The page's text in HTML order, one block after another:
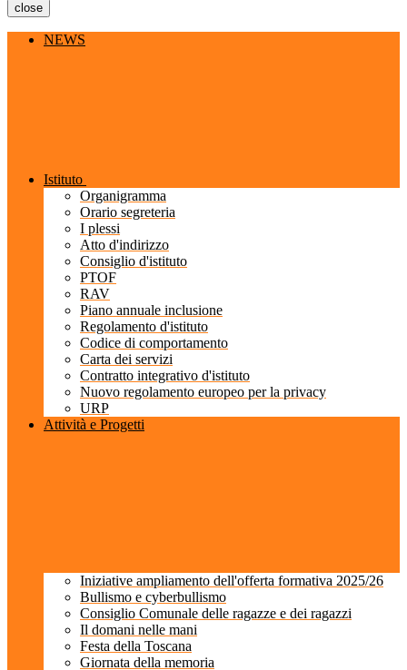
close
NEWS
Istituto
Organigramma
Orario segreteria
I plessi
Atto d'indirizzo
Consiglio d'istituto
PTOF
RAV
Piano annuale inclusione
Regolamento d'istituto
Codice di comportamento
Carta dei servizi
Contratto integrativo d'istituto
Nuovo regolamento europeo per la privacy
URP
Attività e Progetti
Iniziative ampliamento dell'offerta formativa 2025/26
Bullismo e cyberbullismo
Consiglio Comunale delle ragazze e dei ragazzi
Il domani nelle mani
Festa della Toscana
Giornata della memoria